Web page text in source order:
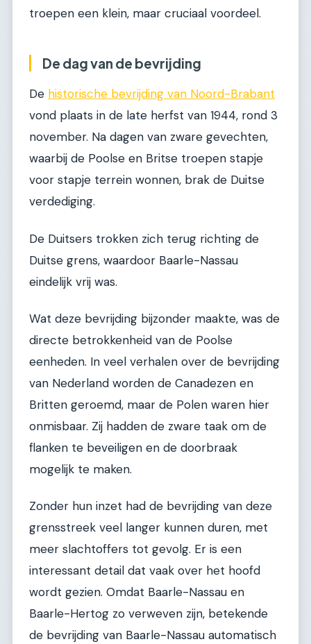
troepen een klein, maar cruciaal voordeel.
De dag van de bevrijding
De historische bevrijding van Noord-Brabant
vond plaats in de late herfst van 1944, rond 3
november. Na dagen van zware gevechten,
waarbij de Poolse en Britse troepen stapje
voor stapje terrein wonnen, brak de Duitse
verdediging.
De Duitsers trokken zich terug richting de
Duitse grens, waardoor Baarle-Nassau
eindelijk vrij was.
Wat deze bevrijding bijzonder maakte, was de
directe betrokkenheid van de Poolse
eenheden. In veel verhalen over de bevrijding
van Nederland worden de Canadezen en
Britten geroemd, maar de Polen waren hier
onmisbaar. Zij hadden de zware taak om de
flanken te beveiligen en de doorbraak
mogelijk te maken.
Zonder hun inzet had de bevrijding van deze
grensstreek veel langer kunnen duren, met
meer slachtoffers tot gevolg. Er is een
interessant detail dat vaak over het hoofd
wordt gezien. Omdat Baarle-Nassau en
Baarle-Hertog zo verweven zijn, betekende
de bevrijding van Baarle-Nassau automatisch